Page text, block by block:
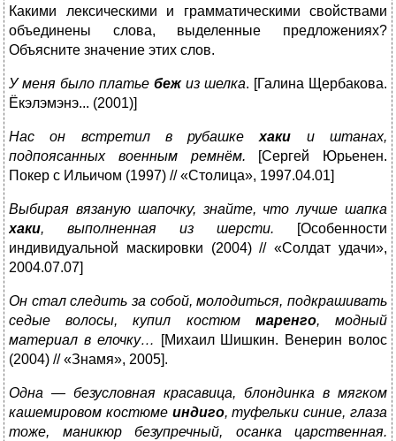
Какими лексическими и грамматическими свойствами
объединены слова, выделенные предложениях?
Объясните значение этих слов.
У меня было платье бежиз шелка. [Галина Щербакова.
Ёкэлэмэнэ... (2001)]
Нас он встретил в рубашкехаки и штанах,
подпоясанных военным ремнём. [Сергей Юрьенен.
Покер с Ильичом (1997) // «Столица», 1997.04.01]
Выбирая вязаную шапочку, знайте, что лучше шапка
хаки, выполненная из шерсти. [Особенности
индивидуальной маскировки (2004) // «Солдат удачи»,
2004.07.07]
Он стал следить за собой, молодиться, подкрашивать
седые волосы, купил костюм маренго, модный
материал в елочку… [Михаил Шишкин. Венерин волос
(2004) // «Знамя», 2005].
Одна ― безусловная красавица, блондинка в мягком
кашемировом костюме индиго, туфельки синие, глаза
тоже, маникюр безупречный, осанка царственная.